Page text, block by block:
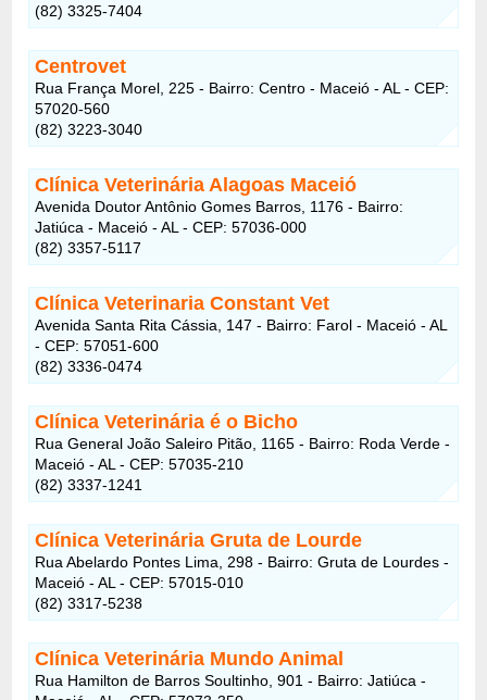
(82) 3325-7404
Centrovet
Rua França Morel, 225 - Bairro: Centro - Maceió - AL - CEP:
57020-560
(82) 3223-3040
Clínica Veterinária Alagoas Maceió
Avenida Doutor Antônio Gomes Barros, 1176 - Bairro:
Jatiúca - Maceió - AL - CEP: 57036-000
(82) 3357-5117
Clínica Veterinaria Constant Vet
Avenida Santa Rita Cássia, 147 - Bairro: Farol - Maceió - AL
- CEP: 57051-600
(82) 3336-0474
Clínica Veterinária é o Bicho
Rua General João Saleiro Pitão, 1165 - Bairro: Roda Verde -
Maceió - AL - CEP: 57035-210
(82) 3337-1241
Clínica Veterinária Gruta de Lourde
Rua Abelardo Pontes Lima, 298 - Bairro: Gruta de Lourdes -
Maceió - AL - CEP: 57015-010
(82) 3317-5238
Clínica Veterinária Mundo Animal
Rua Hamilton de Barros Soultinho, 901 - Bairro: Jatiúca -